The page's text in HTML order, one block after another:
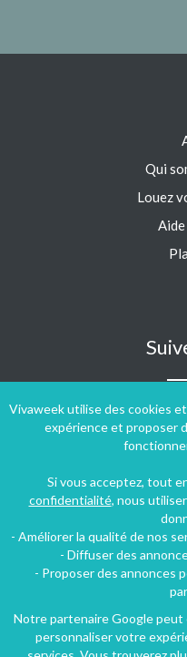
Vivaweek utilise des cookies
expérience et proposer
Si vous acceptez, tout
confidentialité, nous
- Améliorer la qualité de nos
- Diffuser des
- Proposer des annonces
Notre partenaire Google
personnaliser votre
Qui
Louez
Conditions générales